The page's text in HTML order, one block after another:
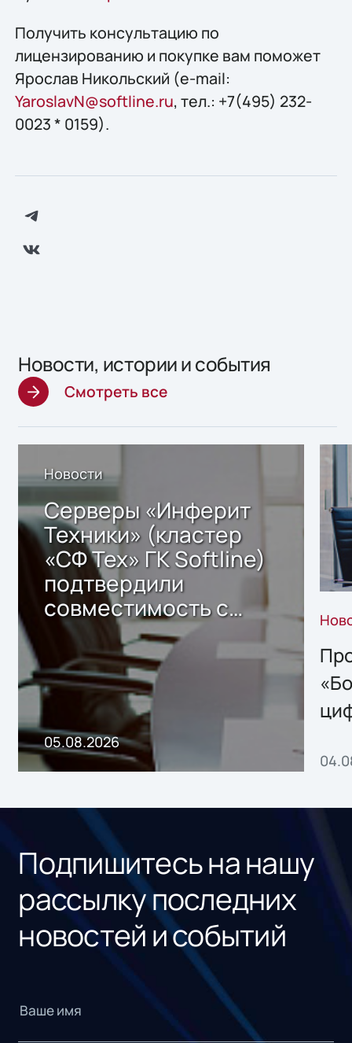
Получить конcультацию по
лицензированию и покупке вам поможет
Ярослав Никольский (e-mail:
YaroslavN@softline.ru, тел.: +7(495) 232-
0023 * 0159).
Новости, истории и события
Смотреть все
Новости
Серверы «Инферит
Техники» (кластер
«СФ Тех» ГК Softline)
подтвердили
совместимость с
решением Sharx
Storage 2.x для
хранения данных
05.08.2026
Подпишитесь на нашу
рассылку последних
новостей и событий